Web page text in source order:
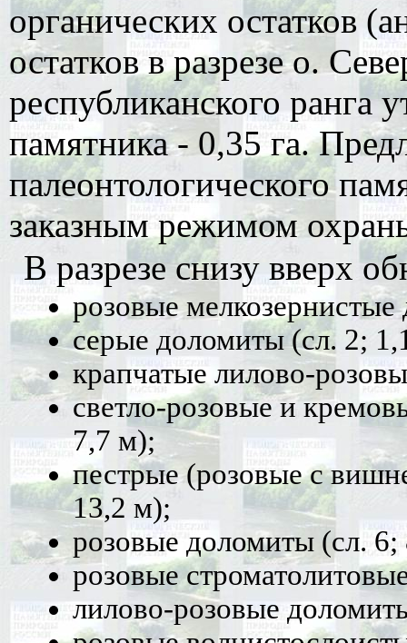
органических остатков
остатков в разрезе о.
республиканского ранга
памятника - 0,35 га.
палеонтологического
заказным режимом
В разрезе снизу вверх
розовые
серые доломиты (сл. 2;
крапчатые лилово-
светло-розовые и
7,7 м);
пестрые (розовые с
13,2 м);
розовые доломиты (сл.
розовые
лилово-розовые